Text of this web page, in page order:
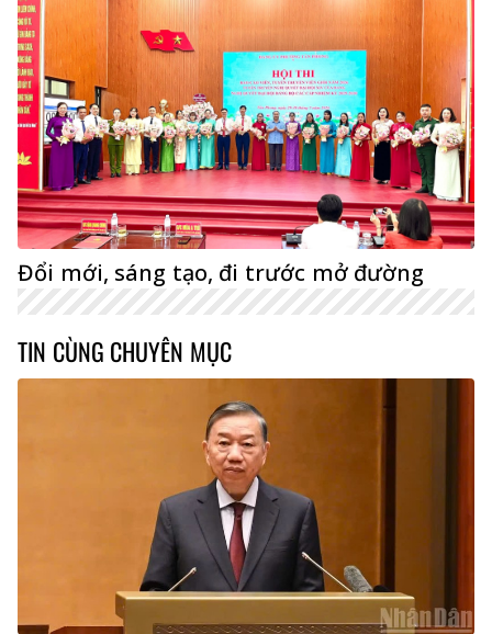
Đổi mới, sáng tạo, đi trước mở đường
TIN CÙNG CHUYÊN MỤC